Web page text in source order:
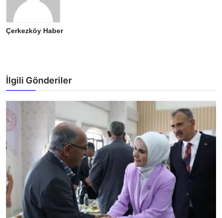
Çerkezköy Haber
İlgili Gönderiler